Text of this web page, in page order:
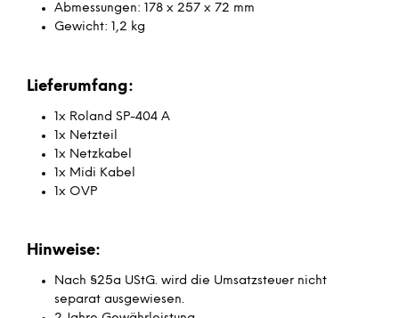
Abmessungen: 178 x 257 x 72 mm
Gewicht: 1,2 kg
Lieferumfang:
1x Roland SP-404 A
1x Netzteil
1x Netzkabel
1x Midi Kabel
1x OVP
Hinweise:
Nach §25a UStG. wird die Umsatzsteuer nicht
separat ausgewiesen.